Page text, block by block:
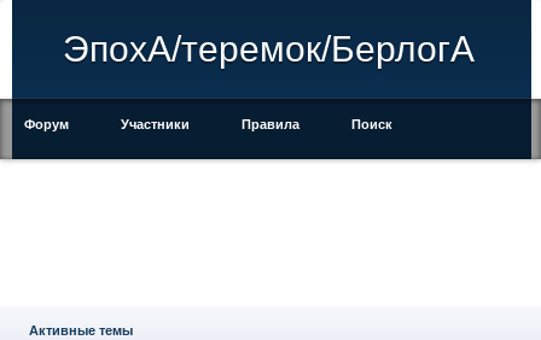
ЭпохА/теремок/БерлогА
Форум Участники Правила Поиск
Активные темы